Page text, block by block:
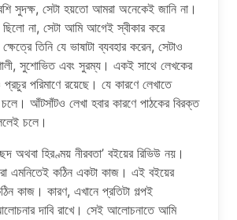
সুদক্ষ, সেটা হয়তো আমরা অনেকেই জানি না।
না, সেটা আমি আগেই স্বীকার করে
তিনি যে ভাষাটা ব্যবহার করেন, সেটাও
সুশোভিত এবং সুরম্য। একই সাথে লেখকের
পরিমাণে রয়েছে। যে কারণে লেখাতে
আঁটসাঁটও লেখা হবার কারণে পাঠকের বিরক্ত
চলে।
অথবা হিরণ্ময় নীরবতা’ বইয়ের রিভিউ নয়।
এমনিতেই কঠিন একটা কাজ। এই বইয়ের
কাজ। কারণ, এখানে প্রতিটা গল্পই
দাবি রাখে। সেই আলোচনাতে আমি